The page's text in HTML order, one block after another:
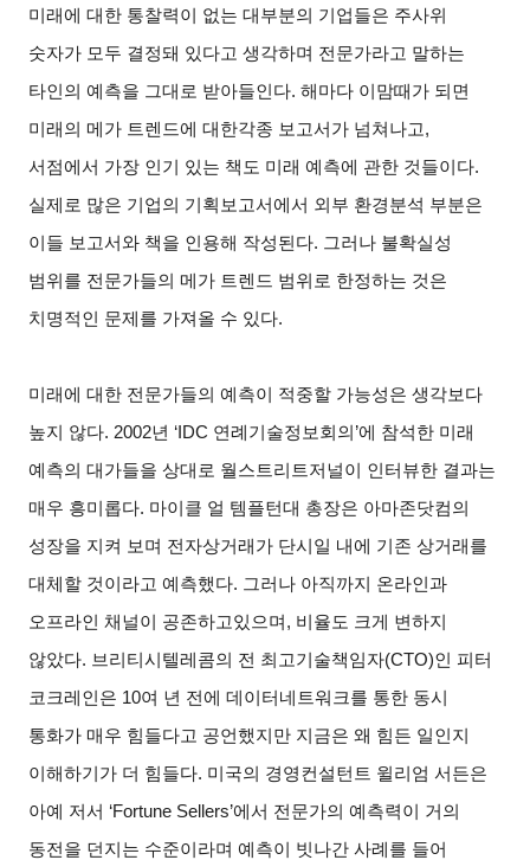
미래에 대한 통찰력이 없는 대부분의 기업들은 주사위
숫자가 모두 결정돼 있다고 생각하며 전문가라고 말하는
타인의 예측을 그대로 받아들인다. 해마다 이맘때가 되면
미래의 메가 트렌드에 대한각종 보고서가 넘쳐나고,
서점에서 가장 인기 있는 책도 미래 예측에 관한 것들이다.
실제로 많은 기업의 기획보고서에서 외부 환경분석 부분은
이들 보고서와 책을 인용해 작성된다. 그러나 불확실성
범위를 전문가들의 메가 트렌드 범위로 한정하는 것은
치명적인 문제를 가져올 수 있다.
미래에 대한 전문가들의 예측이 적중할 가능성은 생각보다
높지 않다. 2002년 ‘IDC 연례기술정보회의’에 참석한 미래
예측의 대가들을 상대로 월스트리트저널이 인터뷰한 결과는
매우 흥미롭다. 마이클 얼 템플턴대 총장은 아마존닷컴의
성장을 지켜 보며 전자상거래가 단시일 내에 기존 상거래를
대 체할 것이라고 예측했다. 그러나 아직까지 온라인과
오프라인 채널이 공존하고있으며, 비율도 크게 변하지
않았다. 브리티시텔레콤의 전 최고기술책임자(CTO)인 피터
코크레인은 10여 년 전에 데이터네트워크를 통한 동시
통화가 매우 힘들다고 공언했지만 지금은 왜 힘든 일인지
이해하기가 더 힘들다. 미국의 경영컨설턴트 윌리엄 서든은
아예 저서 ‘Fortune Sellers’에서 전문가의 예측력이 거의
동전을 던지는 수준이라며 예측이 빗나간사례를 들어